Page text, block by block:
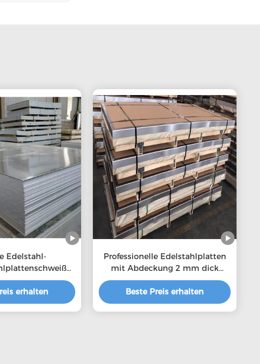
Edelstahl-
mm 0,3 mm
erhalten
Professionelle Edelstahlplatten
mit Abdeckung 2 mm dick
Edelstahlplatte 321
Edelstahlplatte
Beste Preis erhalten